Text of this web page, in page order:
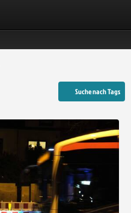
Suche nach Tags